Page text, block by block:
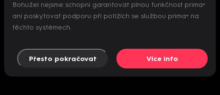
Nepodařilo se inicializovat přehrávač
Bohužel nejsme schopni garantovat plnou funkčnost prima+
ani poskytovat podporu při potížích se službou prima+ na
těchto systémech.
Přesto pokračovat Více info